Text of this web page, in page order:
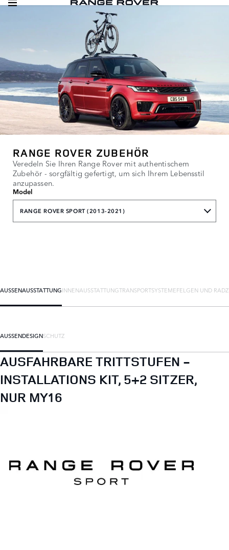
RANGE ROVER ZUBEHÖR
Veredeln Sie Ihren Range Rover mit authentischem
Zubehör - sorgfältig gefertigt, um sich Ihrem Lebensstil
anzupassen.
Model
RANGE ROVER SPORT (2013-2021)
AUSSENAUSSTATTUNG INNENAUSSTATTUNGTRANSPORTSYSTEMEFELGEN UND
AUSSENDESIGN SCHUTZ
AUSFAHRBARE TRITTSTUFEN -
INSTALLATIONS KIT, 5+2 SITZER,
NUR MY16